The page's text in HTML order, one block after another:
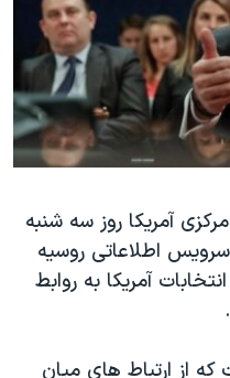
آمریکا روز سه شنبه
اطلاعاتی روسیه
آمریکا به روابط
که از ارتباط های میان